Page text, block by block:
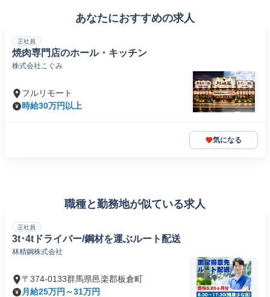
あなたにおすすめの求人
正社員
焼肉専門店のホール・キッチン
株式会社こぐみ
フルリモート
時給30万円以上
気になる
職種と勤務地が似ている求人
正社員
3t･4tドライバー/鋼材を運ぶルート配送
林精鋼株式会社
〒374-0133群馬県邑楽郡板倉町
月給25万円～31万円